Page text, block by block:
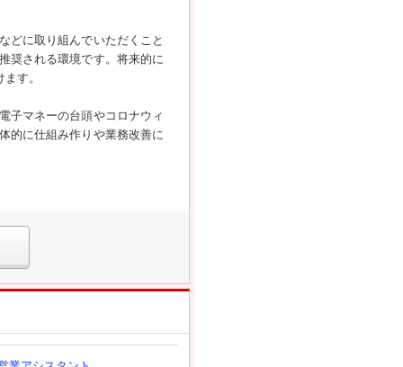
どに取り組んでいただくこと
奨される環境です。将来的に
す。
子マネーの台頭やコロナウィ
的に仕組み作りや業務改善に